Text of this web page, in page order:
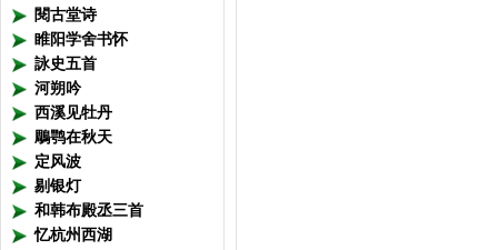
閱古堂诗
睢阳学舍书怀
詠史五首
河朔吟
西溪见牡丹
鵰鹗在秋天
定风波
剔银灯
和韩布殿丞三首
忆杭州西湖